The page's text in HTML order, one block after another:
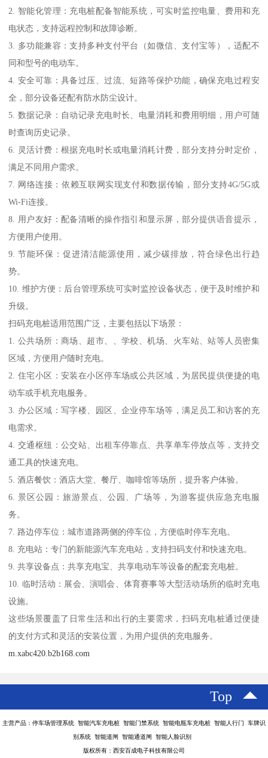
2. 智能化管理：充电桩配备智能系统，可实时监控电量、费用和充
电状态，支持远程控制和故障诊断。
3. 多功能兼容：支持多种支付平台（如微信、支付宝等），适配不
同和型号的电动车。
4. 安全可靠：具备过压、过流、短路等保护功能，确保充电过程安
全，部分设备还配有防水防尘设计。
5. 数据记录：自动记录充电时长、电量消耗和费用明细，用户可随
时查询历史记录。
6. 灵活计费：根据充电时长或电量消耗计费，部分支持分时定价，
满足不同用户需求。
7. 网络连接：依赖互联网实现支付和数据传输，部分支持4G/5G或
Wi-Fi连接。
8. 用户友好：配备清晰的操作指引和显示屏，部分提供语音提示，
方便用户使用。
9. 节能环保：促进清洁能源使用，减少碳排放，符合绿色出行趋
势。
10. 维护方便：后台管理系统可实时监控设备状态，便于及时维护和
升级。
扫码充电桩适用范围广泛，主要包括以下场景：
1. 公共场所：商场、超市、、学校、机场、火车站、站等人员密集
区域，方便用户随时充电。
2. 住宅小区：安装在小区停车场或公共区域，为居民提供便捷的电
动车或手机充电服务。
3. 办公区域：写字楼、园区、企业停车场等，满足员工和访客的充
电需求。
4. 交通枢纽：公交站、出租车停靠点、共享单车停放点等，支持交
通工具的快速充电。
5. 酒店餐饮：酒店大堂、餐厅、咖啡馆等场所，提升客户体验。
6. 景区公园：旅游景点、公园、广场等，为游客提供应急充电服
务。
7. 路边停车位：城市道路两侧的停车位，方便临时停车充电。
8. 充电站：专门的新能源汽车充电站，支持扫码支付和快速充电。
9. 共享设备点：共享充电宝、共享电动车等设备的配套充电桩。
10. 临时活动：展会、演唱会、体育赛事等大型活动场所的临时充电
设施。
这些场景覆盖了日常生活和出行的主要需求，扫码充电桩通过便捷
的支付方式和灵活的安装位置，为用户提供的充电服务。
m.xabc420.b2b168.com
Top
主营产品：停车场管理系统 智能汽车充电桩 智能门禁系统 智能电瓶车充电桩 智能人行门 车牌识
别系统 智能道闸 智能通道闸 智能人脸识别
版权所有：西安百成电子科技有限公司